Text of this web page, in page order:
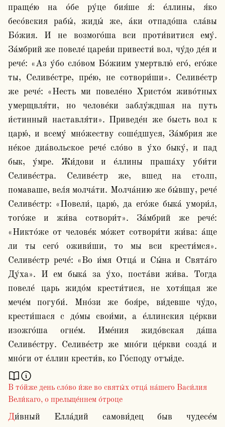
праще́ю на о́бе ру́це бия́ше я́: е́ллины, я́ко
бесо́вския рабы́, жиды́ же, а́ки отпадо́ша сла́вы
Бо́жия. И не возмого́ша вси проти́витися ему́.
За́мбрий же повеле́ царев́и привести́ вол, чу́до де́я и
рече́: «Аз у́бо сло́вом Бо́жиим умертвлю́ его́, его́же
ты, Селиве́стре, пре́ю, не сотвори́ши». Селиве́стр
же рече́: «Несть ми повеле́но Христо́м живо́тных
умерщвля́ти, но челове́ки заблу́ждшая на путь
и́стинный наставля́ти». Приведе́н же бысть вол к
царю́, и всему́ мно́жеству соше́дшуся, За́мбрия же
не́кое диа́вольское рече́ сло́во в у́хо быку́, и пад
бык, у́мре. Жи́дови и е́ллины праша́ху уби́ти
Селиве́стра. Селиве́стр же, вшед на столп,
помаваше, вел́я молча́ти. Молча́нию же бы́вшу, рече́
Селиве́стр: «Повели́, царю́, да его́же быка́ умори́л,
того́же и жи́ва сотвори́т». За́мбрий же рече́:
«Никто́же от челове́к мо́жет сотвори́ти жи́ва: а́ще
ли ты сего́ оживи́ши, то мы вси крести́мся».
Селиве́стр рече́: «Во и́мя Отца́ и Сы́на и Свята́го
Ду́ха». И ем быка́ за у́хо, поста́ви жи́ва. Тогда
повеле́ царь жидо́м крести́тися, не хотя́щая же
мече́м погуби́. Мно́зи же боя́ре, ви́девше чу́до,
крести́шася с до́мы свои́ми, а е́ллинския це́ркви
изожго́ша огне́м. Име́ния жидо́вская да́ша
Селиве́стру. Селиве́стр же мно́ги це́ркви созда́ и
В то́йже день сло́во и́же во святы́х отца́ на́шего Васи́лия
Вели́каго, о прельще́ннем о́троце
Ди́вный Елла́дий самови́дец быв чудесе́м